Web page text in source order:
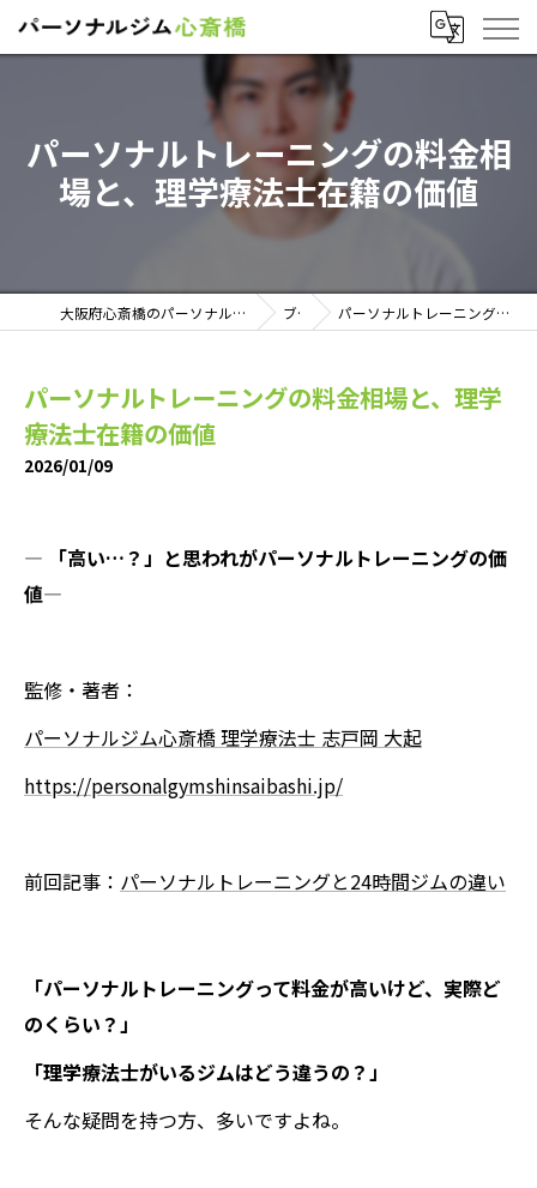
パーソナルトレーニングの料金相
場と、理学療法士在籍の価値
大阪府心斎橋のパーソナルトレーニングならパーソナルジム心斎橋 ブログ パーソナルトレーニングの料金相場と、理学療法士在籍の価値
パーソナルトレーニングの料金相場と、理学
療法士在籍の価値
2026/01/09
― 「高い…？」と思われがパーソナルトレーニングの価
値―
監修・著者：
パーソナルジム心斎橋 理学療法士 志戸岡 大起
https://personalgymshinsaibashi.jp/
前回記事： パーソナルトレーニングと24時間ジムの違い
「パーソナルトレーニングって料金が高いけど、実際ど
のくらい？」
「理学療法士がいるジムはどう違うの？」
そんな疑問を持つ方、多いですよね。